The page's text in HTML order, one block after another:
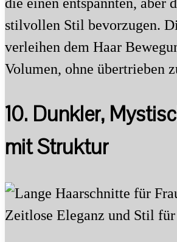
die einen entspannten, aber
stilvollen Stil bevorzugen.
verleihen dem Haar
Volumen, ohne übertrieben
10. Dunkler,
mit Struktur